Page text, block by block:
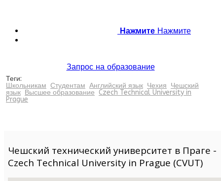
Нажмите Нажмите
Запрос на образование
Теги:
Школьникам Студентам Английский язык Чехия Чешский
язык Высшее образование Czech Technical University in
Prague
Чешский технический университет в Праге -
Czech Technical University in Prague (CVUT)